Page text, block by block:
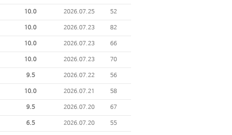
10.0 2026.07.25 52
10.0 2026.07.23 82
10.0 2026.07.23 66
10.0 2026.07.23 70
9.5 2026.07.22 56
10.0 2026.07.21 58
9.5 2026.07.20 67
6.5 2026.07.20 55